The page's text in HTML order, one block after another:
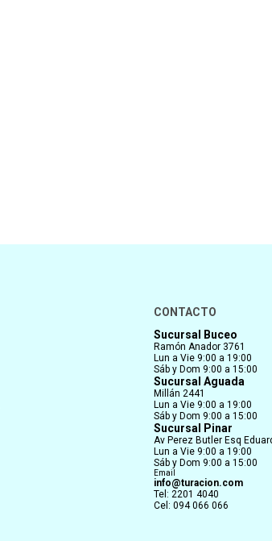
CONTACTO
Sucursal Buceo
Ramón Anador 3761
Lun a Vie 9:00 a 19:00
Sáb y Dom 9:00 a 15:00
Sucursal Aguada
Millán 2441
Lun a Vie 9:00 a 19:00
Sáb y Dom 9:00 a 15:00
Sucursal Pinar
Av Perez Butler Esq
Lun a Vie 9:00 a 19:00
Sáb y Dom 9:00 a 15:00
Email
info@turacion.com
Tel: 2201 4040
Cel: 094 066 066